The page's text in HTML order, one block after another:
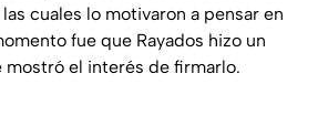
las cuales lo motivaron a pensar en
fue que Rayados hizo un
el interés de firmarlo.